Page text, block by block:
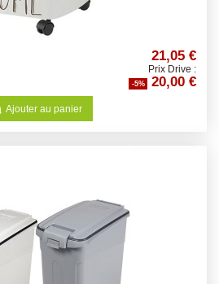
21,05 €
Prix Drive :
-5% 20,00 €
Ajouter au panier